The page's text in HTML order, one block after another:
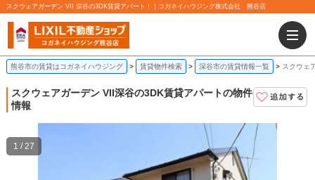
スクウェアガーデン VII 深谷の3DK賃貸アパート！｜コガネイハウジング株式会社 熊谷店
熊谷市の賃貸はコガネイハウジング 賃貸物件検索 深谷市の賃貸情報一覧 スクウェ
スクウェアガーデン VII深谷の3DK賃貸アパートの物件
情報
1 / 27